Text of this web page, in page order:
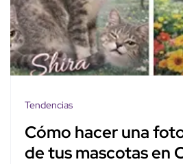
Tendencias
Cómo hacer una
de tus mascotas en